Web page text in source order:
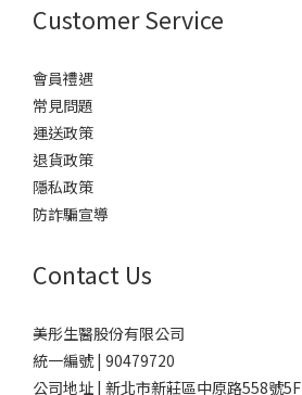
Customer Service
會員禮遇
常見問題
運送政策
退貨政策
隱私政策
防詐騙宣導
Contact Us
美彤生醫股份有限公司
統一編號 | 90479720
公司地址 | 新北市新莊區中原路558號5F